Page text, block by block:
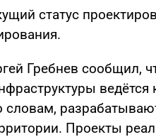
статус
Гребнев сообщил,
ведётся
Проекты